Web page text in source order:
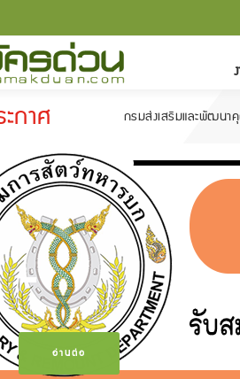
กาศ กรมส่งเสริมและพัฒนาคุณภาพชีวิ
-
อ่านต่อ